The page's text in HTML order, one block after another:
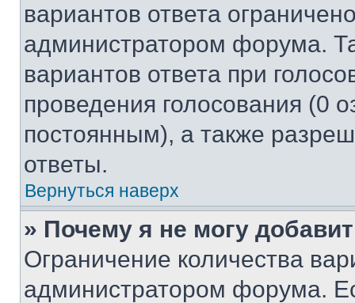
вариантов ответа
администратором форума.
вариантов ответа при
проведения голосования (0
постоянным), а также
ответы.
Вернуться наверх
» Почему я не могу
Ограничение количества
администратором форума.